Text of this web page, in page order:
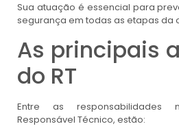
Sua atuação é essencial para
segurança em todas as etapas da
As principais
do RT
Entre as responsabilidades
Responsável Técnico, estão: